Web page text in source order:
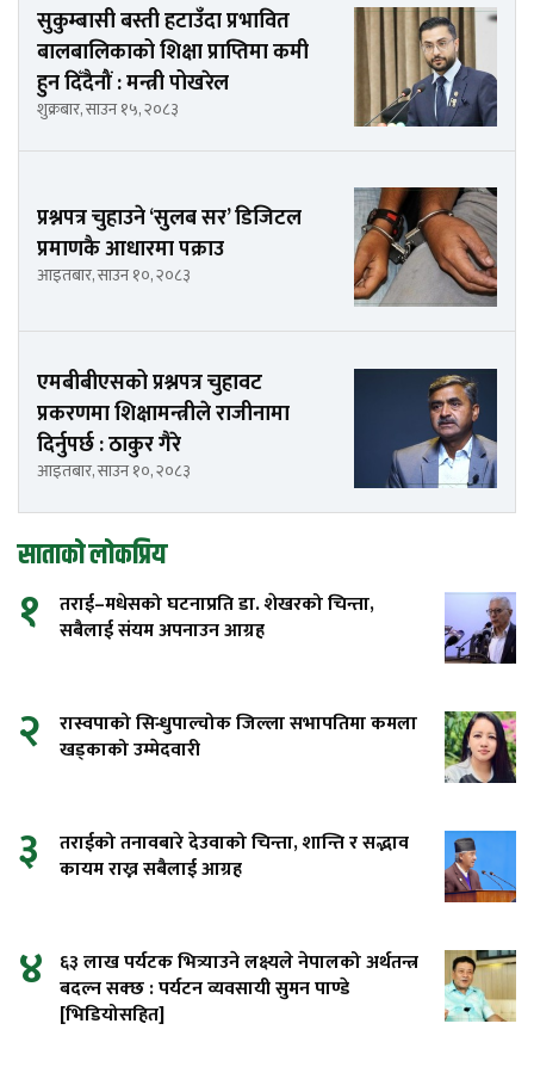
सुकुम्बासी बस्ती हटाउँदा प्रभावित
बालबालिकाको शिक्षा प्राप्तिमा कमी
हुन दिँदैनौं : मन्त्री पोखरेल
शुक्रबार, साउन १५, २०८३
प्रश्नपत्र चुहाउने ‘सुलब सर’ डिजिटल
प्रमाणकै आधारमा पक्राउ
आइतबार, साउन १०, २०८३
एमबीबीएसको प्रश्नपत्र चुहावट
प्रकरणमा शिक्षामन्त्रीले राजीनामा
दिर्नुपर्छ : ठाकुर गैरे
आइतबार, साउन १०, २०८३
साताको लोकप्रिय
१
तराई–मधेसको घटनाप्रति डा. शेखरको चिन्ता,
सबैलाई संयम अपनाउन आग्रह
२
रास्वपाको सिन्धुपाल्चोक जिल्ला सभापतिमा कमला
खड्काको उम्मेदवारी
३
तराईको तनावबारे देउवाको चिन्ता, शान्ति र सद्भाव
कायम राख्न सबैलाई आग्रह
४ ६३ लाख पर्यटक भित्र्याउने लक्ष्यले नेपालको अर्थतन्त्र
बदल्न सक्छ : पर्यटन व्यवसायी सुमन पाण्डे
[भिडियोसहित]